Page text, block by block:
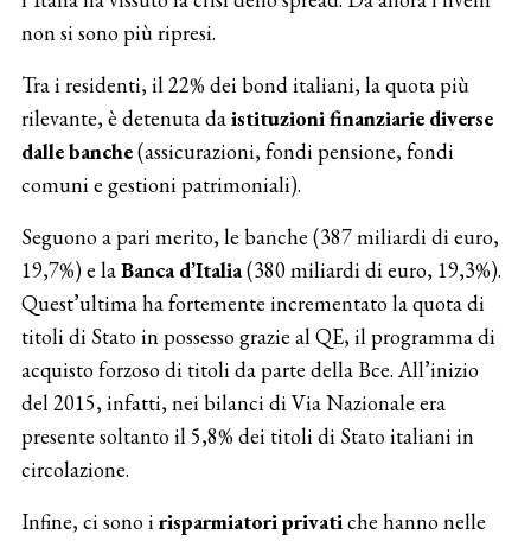
non si sono più ripresi.
Tra i residenti, il 22% dei bond italiani, la quota più
rilevante, è detenuta daistituzioni finanziarie diverse
dalle banche(assicurazioni, fondi pensione, fondi
comuni e gestioni patrimoniali).
Seguono a pari merito, le banche (387 miliardi di euro,
19,7%) e laBanca d’Italia(380 miliardi di euro, 19,3%).
Quest’ultima ha fortemente incrementato la quota di
titoli di Stato in possesso grazie al QE, il programma di
acquisto forzoso di titoli da parte della Bce. All’inizio
del 2015, infatti, nei bilanci di Via Nazionale era
presente soltanto il 5,8% dei titoli di Stato italiani in
circolazione.
Infine, ci sono irisparmiatori privatiche hanno nelle